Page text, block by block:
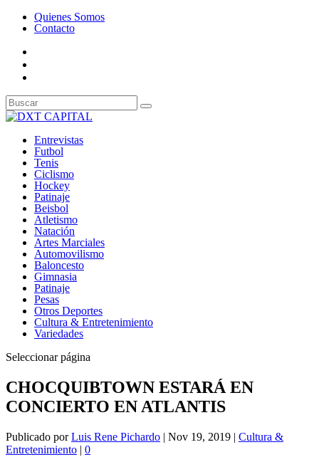
Quienes Somos
Contacto
Entrevistas
Futbol
Tenis
Ciclismo
Hockey
Patinaje
Beisbol
Atletismo
Natación
Artes Marciales
Automovilismo
Baloncesto
Gimnasia
Patinaje
Pesas
Otros Deportes
Cultura & Entretenimiento
Variedades
Seleccionar página
CHOCQUIBTOWN ESTARÁ EN
CONCIERTO EN ATLANTIS
Publicado porLuis Rene Pichardo | Nov 19, 2019 | Cultura &
Entretenimiento | 0